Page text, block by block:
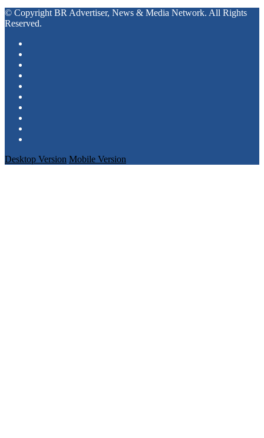
© Copyright BR Advertiser, News & Media Network. All Rights
Reserved.
Desktop Version Mobile Version